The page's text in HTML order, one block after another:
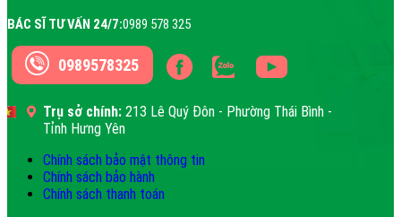
BÁC SĨ TƯ VẤN 24/7:0989 578 325
0989578325
Trụ sở chính: 213 Lê Quý Đôn - Phường Thái Bình -
Tỉnh Hưng Yên
Chính sách bảo mật thông tin
Chính sách bảo hành
Chính sách thanh toán